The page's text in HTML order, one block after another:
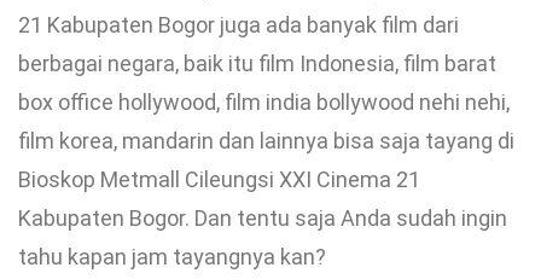
21 Kabupaten Bogor juga ada banyak film dari
berbagai negara, baik itu film Indonesia, film barat
box office hollywood, film india bollywood nehi nehi,
film korea, mandarin dan lainnya bisa saja tayang di
Bioskop Metmall Cileungsi XXI Cinema 21
Kabupaten Bogor. Dan tentu saja Anda sudah ingin
tahu kapan jam tayangnya kan?